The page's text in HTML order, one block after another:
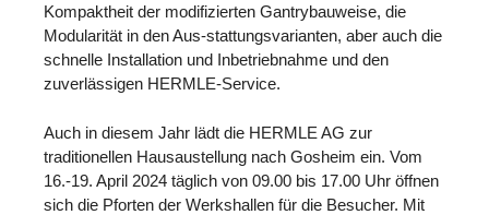
Kompaktheit der modifizierten Gantrybauweise, die
Modularität in den Aus-stattungsvarianten, aber auch die
schnelle Installation und Inbetriebnahme und den
zuverlässigen HERMLE-Service.
Auch in diesem Jahr lädt die HERMLE AG zur
traditionellen Hausaustellung nach Gosheim ein. Vom
16.-19. April 2024 täglich von 09.00 bis 17.00 Uhr öffnen
sich die Pforten der Werkshallen für die Besucher. Mit